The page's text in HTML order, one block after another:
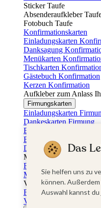
Sticker Taufe
Absenderaufkleber
Fotobuch Taufe
Konfirmationskarten
Einladungskarten
Danksagung
Menükarten
Tischkarten
Gästebuch Konfirmation
Kerzen Konfirmation
Aufkleber zum Anlass
Firmungskarten
Einladungskarten
Dankeskarten Firmung
Einschulungskarten
Einladungskarten
Danksagung
Muttertag
Fotogeschenke Muttertag
Muttertagskarten
Vatertag
Fotogeschenke Vatertag
Vatertagskarten
Das
Sie helfen uns zu
können.
Auswahl kannst